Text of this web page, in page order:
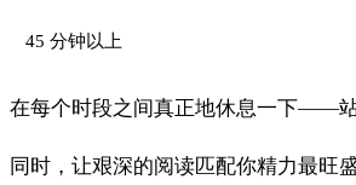
45 分钟以上
在每个时段之间真正地休息一下——站
同时，让艰深的阅读匹配你精力最旺